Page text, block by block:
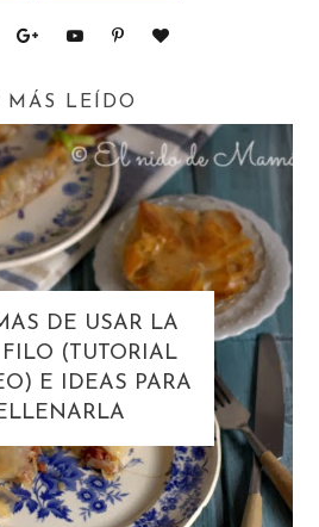
MÁS LEÍDO
DE USAR LA
FILO (TUTORIAL
E IDEAS PARA